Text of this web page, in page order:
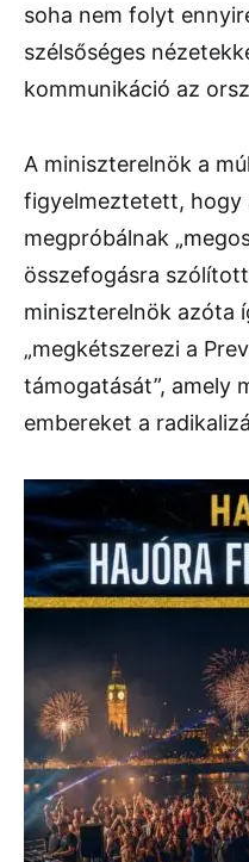
soha nem folyt
szélsőséges
kommunikáció az
A miniszterelnök a
figyelmeztetett, hogy
megpróbálnak
összefogásra
miniszterelnök azóta
„megkétszerezi a
támogatását”, amely
embereket a